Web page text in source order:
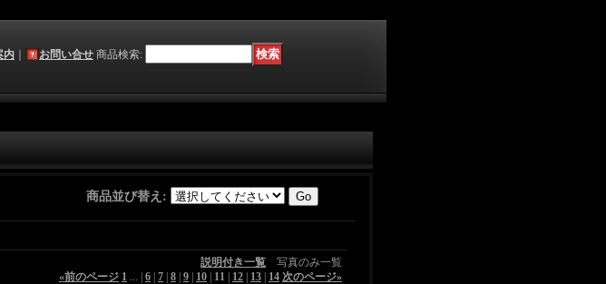
内 お問い合せ 商品検索:
商品並び替え :
説明付き一覧 写真のみ一覧
«前のページ 1 ... 6 7 8 9 10 11 12 13 14 次のページ»